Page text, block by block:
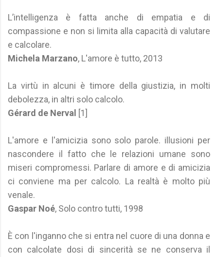
L’intelligenza è fatta anche di empatia e di
compassione e non si limita alla capacità di valutare
e calcolare.
Michela Marzano, L'amore è tutto, 2013
La virtù in alcuni è timore della giustizia, in molti
debolezza, in altri solo calcolo.
Gérard de Nerval
[1]
L'amore e l'amicizia sono solo parole. illusioni per
nascondere il fatto che le relazioni umane sono
miseri compromessi. Parlare di amore e di amicizia
ci conviene ma per calcolo. La realtà è molto più
venale.
Gaspar Noé, Solo contro tutti, 1998
È con l'inganno che si entra nel cuore di una donna e
con calcolate dosi di sincerità se ne conserva il